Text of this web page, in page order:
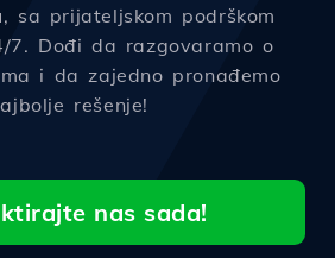
sa prijateljskom podrškom
7. Dođi da razgovaramo o
i da zajedno pronađemo
rešenje!
nas sada!